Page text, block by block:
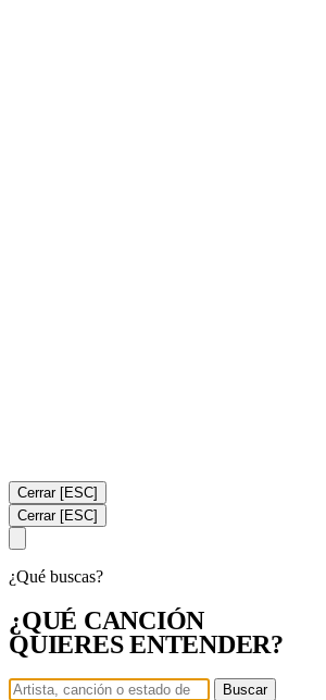
Cerrar [ESC]
Cerrar [ESC]
¿Qué buscas?
¿QUÉ CANCIÓN
QUIERES ENTENDER?
Buscar